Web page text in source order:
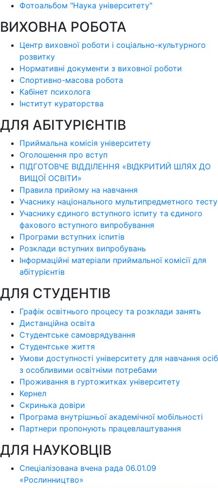
Фотоальбом "Наука університету"
ВИХОВНА РОБОТА
Центр виховної роботи і соціально-культурного
розвитку
Нормативні документи з виховної роботи
Спортивно-масова робота
Кабінет психолога
Інститут кураторства
ДЛЯ АБІТУРІЄНТІВ
Приймальна комісія університету
Оголошення про вступ
ПІДГОТОВЧЕ ВІДДІЛЕННЯ «ВІДКРИТИЙ ШЛЯХ ДО
ВИЩОЇ ОСВІТИ»
Правила прийому на навчання
Учаснику національного мультипредметного тесту
Учаснику єдиного вступного іспиту та єдиного
фахового вступного випробування
Програми вступних іспитів
Розклади вступних випробувань
Інформаційні матеріали приймальної комісії для
абітурієнтів
ДЛЯ СТУДЕНТІВ
Графік освітнього процесу та розклади занять
Дистанційна освіта
Студентське самоврядування
Студентське життя
Умови доступності університету для навчання осіб
з особливими освітніми потребами
Проживання в гуртожитках університету
Кернел
Скринька довіри
Програма внутрішньої академічної мобільності
Партнери пропонують працевлаштування
ДЛЯ НАУКОВЦІВ
Спеціалізована вчена рада 06.01.09
«Рослинництво»